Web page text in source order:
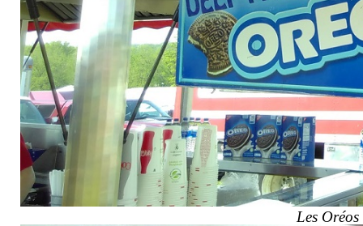
Les